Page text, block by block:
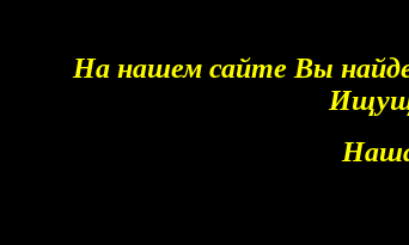
На нашем сайте Вы